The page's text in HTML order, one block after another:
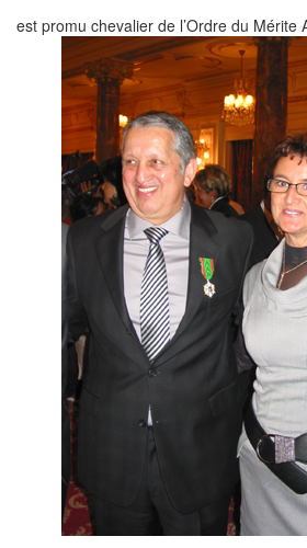
est promu chevalier de l’Ordre du Mérite